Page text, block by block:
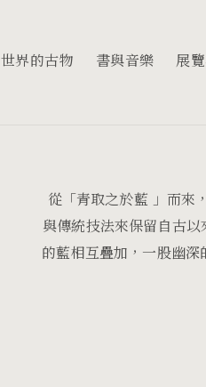
世界的古物 書與音樂 展
從「青取之於藍 」而來
與傳統技法來保留自古
的藍相互疊加，一股幽深